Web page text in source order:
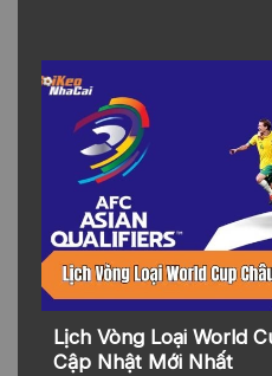
Lịch Vòng Loại World
Cập Nhật Mới Nhất